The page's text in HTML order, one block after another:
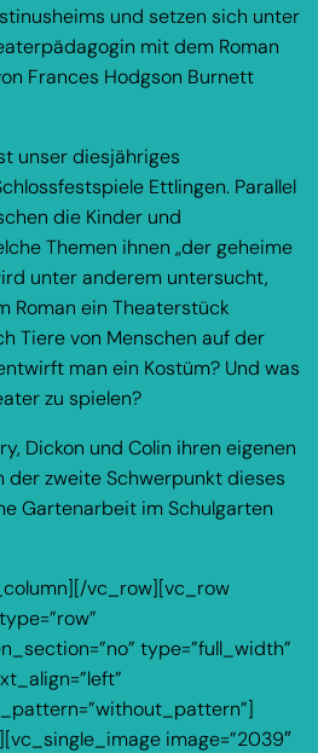
und setzen sich unter
mit dem Roman
Frances Hodgson Burnett
unser diesjähriges
Ettlingen. Parallel
die Kinder und
Themen ihnen „der geheime
unter anderem untersucht,
Roman ein Theaterstück
Tiere von Menschen auf der
man ein Kostüm? Und was
zu spielen?
Dickon und Colin ihren eigenen
der zweite Schwerpunkt dieses
Gartenarbeit im Schulgarten
vc_row][vc_row
type=”full_width”
image=”2039″